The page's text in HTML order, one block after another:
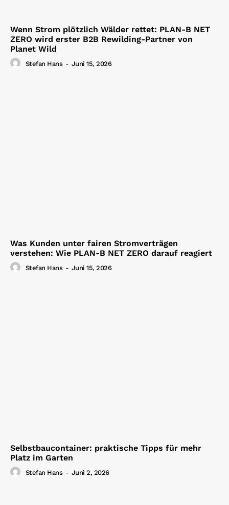
Wenn Strom plötzlich Wälder rettet: PLAN-B NET
ZERO wird erster B2B Rewilding-Partner von
Planet Wild
Stefan Hans - Juni 15, 2026
Was Kunden unter fairen Stromverträgen
verstehen: Wie PLAN-B NET ZERO darauf reagiert
Stefan Hans - Juni 15, 2026
Selbstbaucontainer: praktische Tipps für mehr
Platz im Garten
Stefan Hans - Juni 2, 2026